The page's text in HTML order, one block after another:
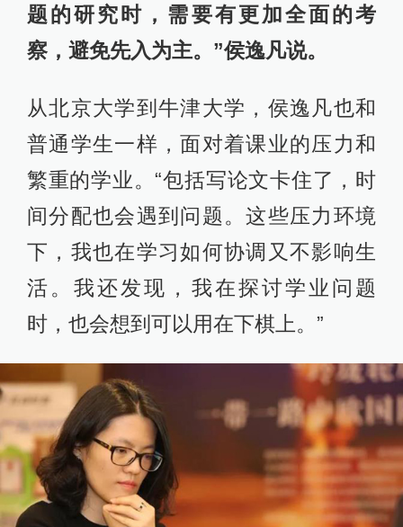
题的研究时，需要有更加全面的考
察，避免先入为主。”侯逸凡说。
从北京大学到牛津大学，侯逸凡也和
普通学生一样，面对着课业的压力和
繁重的学业。“包括写论文卡住了，时
间分配也会遇到问题。这些压力环境
下，我也在学习如何协调又不影响生
活。我还发现，我在探讨学业问题
时，也会想到可以用在下棋上。”